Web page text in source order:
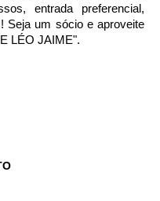
entrada preferencial,
Seja um sócio e aproveite
LÉO JAIME".